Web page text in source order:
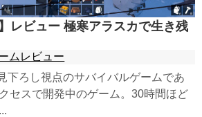
レビュー 極寒アラスカで生き残
ムレビュー
下ろし視点のサバイバルゲームであ
セスで開発中のゲーム。30時間ほど